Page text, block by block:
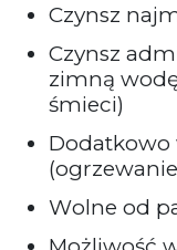
Czynsz
Czynsz
zimną
śmieci)
Dodatkowo
Wolne od